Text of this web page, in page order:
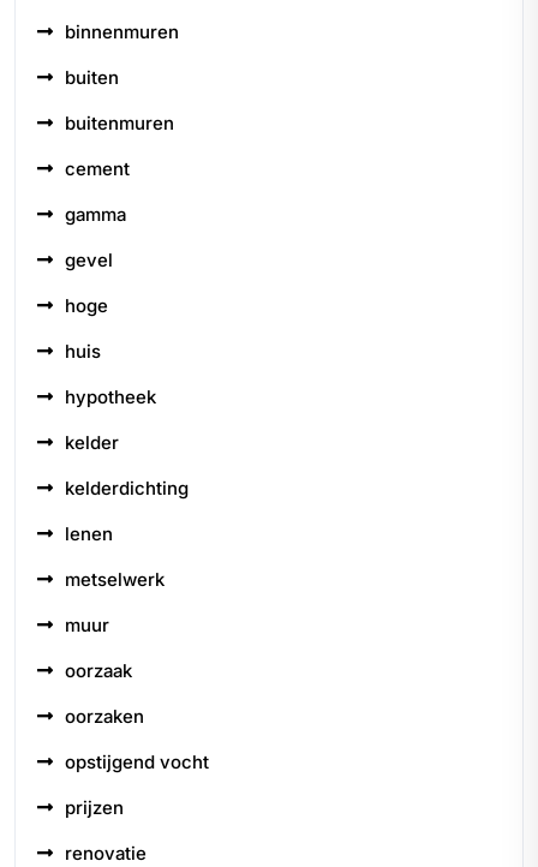
binnenmuren
buiten
buitenmuren
cement
gamma
gevel
hoge
huis
hypotheek
kelder
kelderdichting
lenen
metselwerk
muur
oorzaak
oorzaken
opstijgend vocht
prijzen
renovatie